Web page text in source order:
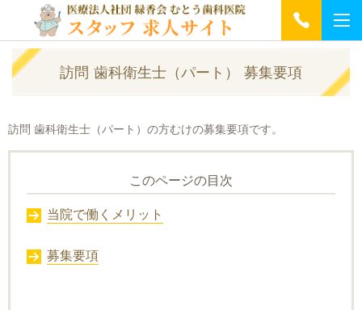
訪問 歯科衛生士（パート） 募集要項
訪問 歯科衛生士（パート）の方むけの募集要項です。
このページの目次
当院で働くメリット
募集要項